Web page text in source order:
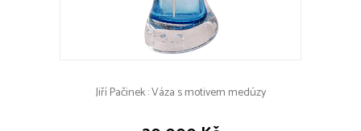
Jiří Pačinek : Váza s motivem medúzy